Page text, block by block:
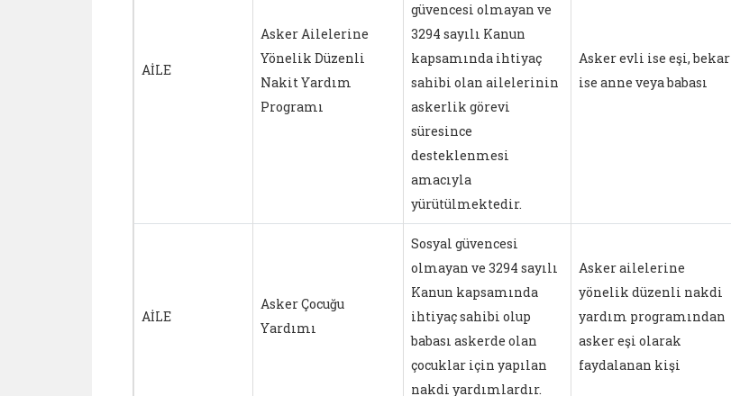
AİLE
Asker Ailelerine
Yönelik Düzenli
Nakit Yardım
Programı
güvencesi olmayan ve
3294 sayılı Kanun
kapsamında ihtiyaç
sahibi olan ailelerinin
askerlik görevi
süresince
desteklenmesi
amacıyla
yürütülmektedir.
Asker evli ise eşi, bekar
ise anne veya babası
AİLE
Asker Çocuğu
Yardımı
Sosyal güvencesi
olmayan ve 3294 sayılı
Kanun kapsamında
ihtiyaç sahibi olup
babası askerde olan
çocuklar için yapılan
nakdi yardımlardır.
Asker ailelerine
yönelik düzenli nakdi
yardım programından
asker eşi olarak
faydalanan kişi